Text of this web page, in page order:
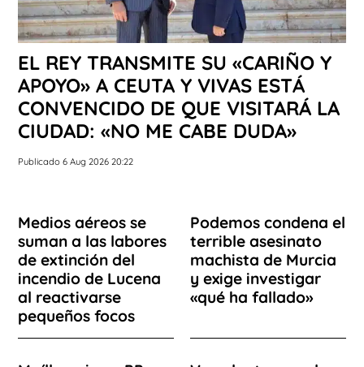
EL REY TRANSMITE SU «CARIÑO Y
APOYO» A CEUTA Y VIVAS ESTÁ
CONVENCIDO DE QUE VISITARÁ LA
CIUDAD: «NO ME CABE DUDA»
Publicado 6 Aug 2026 20:22
Medios aéreos se
suman a las labores
de extinción del
incendio de Lucena
al reactivarse
pequeños focos
Podemos condena el
terrible asesinato
machista de Murcia
y exige investigar
«qué ha fallado»